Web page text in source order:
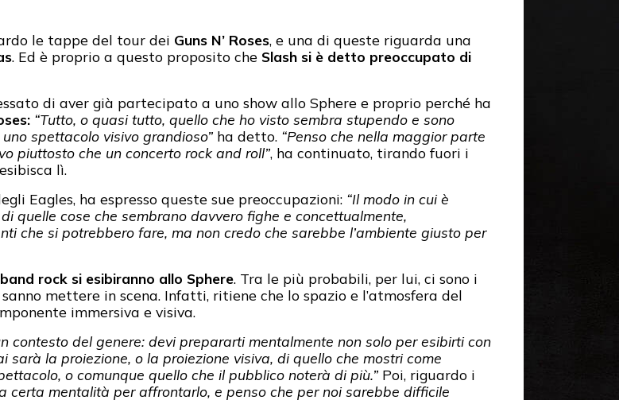
le tappe del tour dei Guns N’ Roses, e una di queste riguarda una
. Ed è proprio a questo proposito che Slash si è detto preoccupato di
di aver già partecipato a uno show allo Sphere e proprio perché ha
“Tutto, o quasi tutto, quello che ho visto sembra stupendo e sono
spettacolo visivo grandioso” ha detto. “Penso che nella maggior parte
piuttosto che un concerto rock and roll”, ha continuato, tirando fuori i
lì.
Eagles, ha espresso queste sue preoccupazioni: “Il modo in cui è
quelle cose che sembrano davvero fighe e concettualmente,
che si potrebbero fare, ma non credo che sarebbe l’ambiente giusto per
rock si esibiranno allo Sphere. Tra le più probabili, per lui, ci sono i
mettere in scena. Infatti, ritiene che lo spazio e l’atmosfera del
immersiva e visiva.
contesto del genere: devi prepararti mentalmente non solo per esibirti con
la proiezione, o la proiezione visiva, di quello che mostri come
o comunque quello che il pubblico noterà di più.” Poi, riguardo i
certa mentalità per affrontarlo, e penso che per noi sarebbe difficile